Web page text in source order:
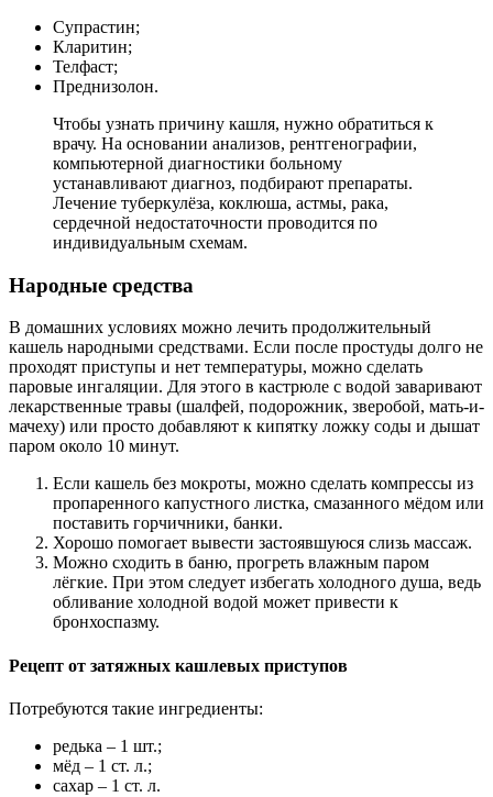
Супрастин;
Кларитин;
Телфаст;
Преднизолон.
Чтобы узнать причину кашля, нужно обратиться к
врачу. На основании анализов, рентгенографии,
компьютерной диагностики больному
устанавливают диагноз, подбирают препараты.
Лечение туберкулёза, коклюша, астмы, рака,
сердечной недостаточности проводится по
индивидуальным схемам.
Народные средства
В домашних условиях можно лечить продолжительный
кашель народными средствами. Если после простуды долго не
проходят приступы и нет температуры, можно сделать
паровые ингаляции. Для этого в кастрюле с водой заваривают
лекарственные травы (шалфей, подорожник, зверобой, мать-и-
мачеху) или просто добавляют к кипятку ложку соды и дышат
паром около 10 минут.
Если кашель без мокроты, можно сделать компрессы из
пропаренного капустного листка, смазанного мёдом или
поставить горчичники, банки.
Хорошо помогает вывести застоявшуюся слизь массаж.
Можно сходить в баню, прогреть влажным паром
лёгкие. При этом следует избегать холодного душа, ведь
обливание холодной водой может привести к
бронхоспазму.
Рецепт от затяжных кашлевых приступов
Потребуются такие ингредиенты:
редька – 1 шт.;
мёд – 1 ст. л.;
сахар – 1 ст. л.